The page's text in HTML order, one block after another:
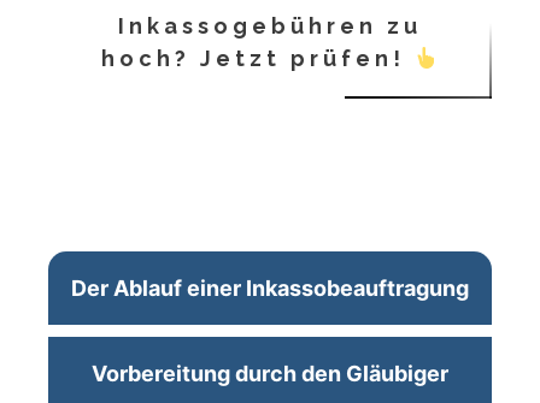
Inkassogebühren zu
hoch? Jetzt prüfen!
Der Ablauf einer Inkassobeauftragung
Vorbereitung durch den Gläubiger